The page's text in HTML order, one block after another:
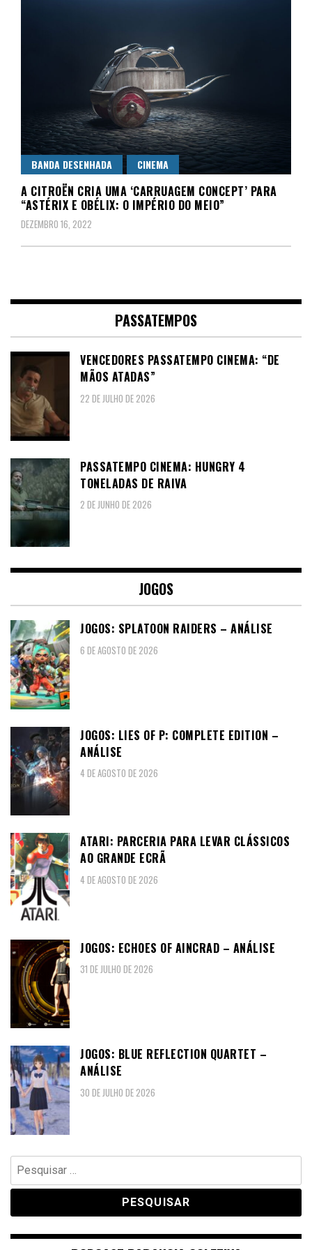
BANDA DESENHADA CINEMA
A CITROËN CRIA UMA ‘CARRUAGEM CONCEPT’ PARA
“ASTÉRIX E OBÉLIX: O IMPÉRIO DO MEIO”
DEZEMBRO 16, 2022
PASSATEMPOS
VENCEDORES PASSATEMPO CINEMA: “DE
MÃOS ATADAS”
22 DE JULHO DE 2026
PASSATEMPO CINEMA: HUNGRY 4
TONELADAS DE RAIVA
2 DE JUNHO DE 2026
JOGOS
JOGOS: SPLATOON RAIDERS – ANÁLISE
6 DE AGOSTO DE 2026
JOGOS: LIES OF P: COMPLETE EDITION –
ANÁLISE
4 DE AGOSTO DE 2026
ATARI: PARCERIA PARA LEVAR CLÁSSICOS
AO GRANDE ECRÃ
4 DE AGOSTO DE 2026
JOGOS: ECHOES OF AINCRAD – ANÁLISE
31 DE JULHO DE 2026
JOGOS: BLUE REFLECTION QUARTET –
ANÁLISE
30 DE JULHO DE 2026
Pesquisar
por: